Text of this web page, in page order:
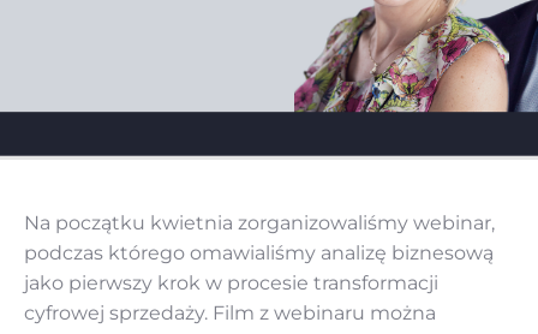
Na początku kwietnia zorganizowaliśmy webinar,
podczas którego omawialiśmy analizę biznesową
jako pierwszy krok w procesie transformacji
cyfrowej sprzedaży. Film z webinaru można